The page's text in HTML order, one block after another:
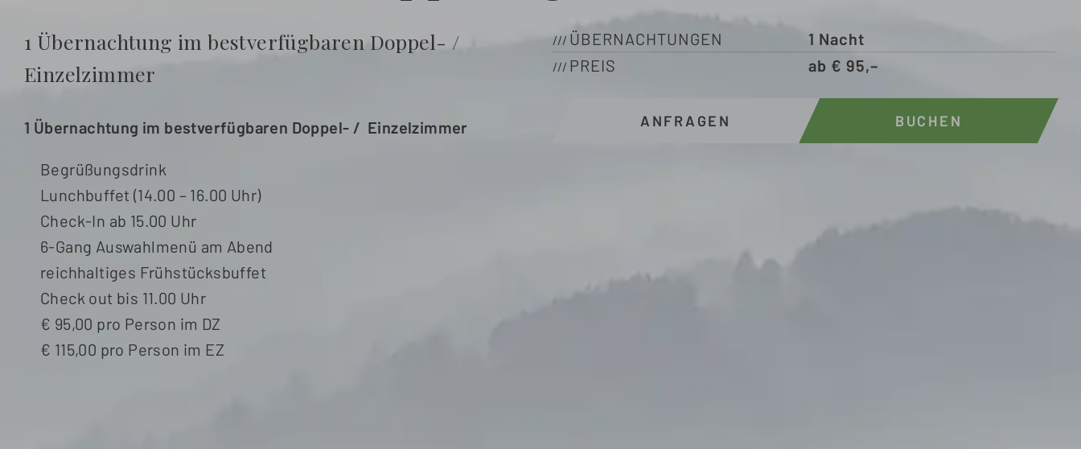
1 Übernachtung im bestverfügbaren Doppel- /
Einzelzimmer
1 Übernachtung im bestverfügbaren Doppel- / Einzelzimmer
Begrüßungsdrink
Lunchbuffet (14.00 – 16.00 Uhr)
Check-In ab 15.00 Uhr
6-Gang Auswahlmenü am Abend
reichhaltiges Frühstücksbuffet
Check out bis 11.00 Uhr
€ 95,00 pro Person im DZ
€ 115,00 pro Person im EZ
ÜBERNACHTUNGEN 1 Nacht
PREIS
ab € 95,–
BUCHEN
ANFRAGEN